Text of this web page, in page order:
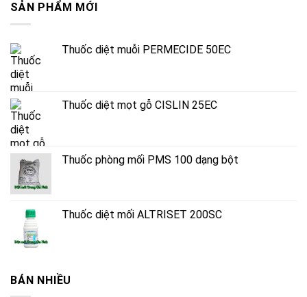
SẢN PHẨM MỚI
Thuốc diệt muỗi PERMECIDE 50EC
Thuốc diệt mọt gỗ CISLIN 25EC
Thuốc phòng mối PMS 100 dạng bột
Thuốc diệt mối ALTRISET 200SC
BÁN NHIỀU